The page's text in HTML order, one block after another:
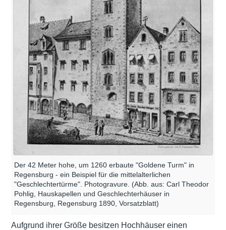
Der 42 Meter hohe, um 1260 erbaute "Goldene Turm" in
Regensburg - ein Beispiel für die mittelalterlichen
"Geschlechtertürme". Photogravure. (Abb. aus: Carl Theodor
Pohlig, Hauskapellen und Geschlechterhäuser in
Regensburg, Regensburg 1890, Vorsatzblatt)
Aufgrund ihrer Größe besitzen Hochhäuser einen